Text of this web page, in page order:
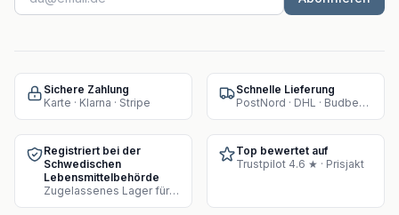
Sichere Zahlung
Karte · Klarna · Stripe
Schnelle Lieferung
PostNord · DHL · Budbee · Instabox
Registriert bei der
Schwedischen
Lebensmittelbehörde
Zugelassenes Lager für Supplement-Verkauf
Top bewertet auf
Trustpilot 4.6 ★ · Prisjakt